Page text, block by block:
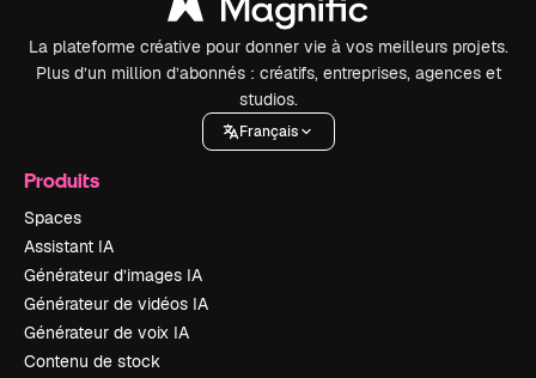
La plateforme créative pour donner vie à vos meilleurs projets.
Plus d’un million d’abonnés : créatifs, entreprises, agences et
studios.
Français
Produits
Spaces
Assistant IA
Générateur d’images IA
Générateur de vidéos IA
Générateur de voix IA
Contenu de stock